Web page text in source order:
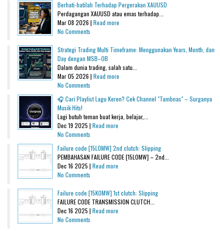
Berhati-hatilah Terhadap Pergerakan XAUUSD
Perdagangan XAUUSD atau emas terhadap...
Mar 08 2026 | Read more
No Comments
Strategi Trading Multi Timeframe: Menggunakan Years, Month, dan
Day dengan MSB–OB
Dalam dunia trading, salah satu...
Mar 05 2026 | Read more
No Comments
🎧 Cari Playlist Lagu Keren? Cek Channel "Tambnas" – Surganya
Musik Hits!
Lagi butuh teman buat kerja, belajar,...
Dec 19 2025 | Read more
No Comments
Failure code [15L0MW] 2nd clutch: Slipping
PEMBAHASAN FAILURE CODE [15L0MW] – 2nd...
Dec 16 2025 | Read more
No Comments
Failure code [15K0MW] 1st clutch: Slipping
FAILURE CODE TRANSMISSION CLUTCH...
Dec 16 2025 | Read more
No Comments